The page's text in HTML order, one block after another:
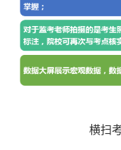
横扫